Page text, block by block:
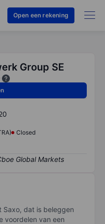
Open een rekening
Group SE
Closed
Saxo, dat is beleggen
voordelen van een